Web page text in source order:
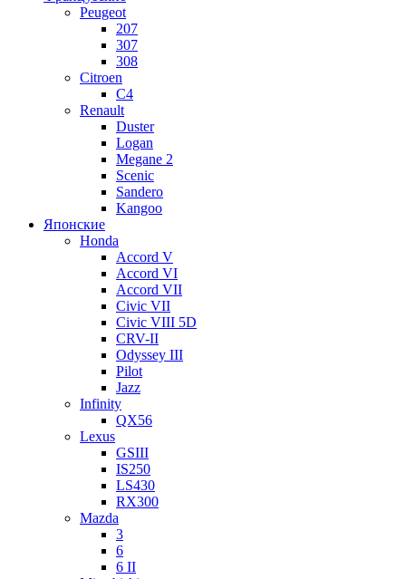
Peugeot
207
307
308
Citroen
C4
Renault
Duster
Logan
Megane 2
Scenic
Sandero
Kangoo
Японские
Honda
Accord V
Accord VI
Accord VII
Civic VII
Civic VIII 5D
CRV-II
Odyssey III
Pilot
Jazz
Infinity
QX56
Lexus
GSIII
IS250
LS430
RX300
Mazda
3
6
6 II